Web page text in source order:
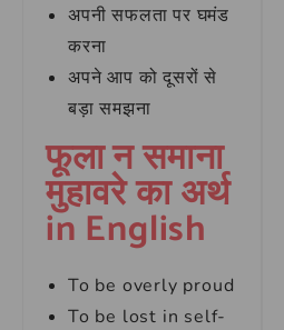
अपनी सफलता पर घमंड
करना
अपने आप को दूसरों से
बड़ा समझना
फूला न समाना
मुहावरे का अर्थ
in English
To be overly proud
To be lost in self-